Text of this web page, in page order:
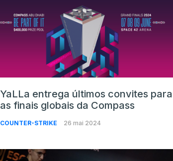
YaLLa entrega últimos convites para
as finais globais da Compass
COUNTER-STRIKE 26 mai 2024